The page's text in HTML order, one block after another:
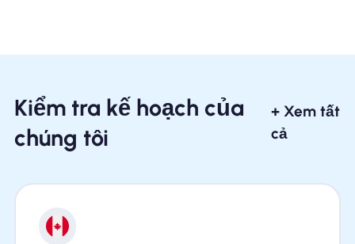
Kiểm tra kế hoạch của
chúng tôi
+ Xem tất
cả